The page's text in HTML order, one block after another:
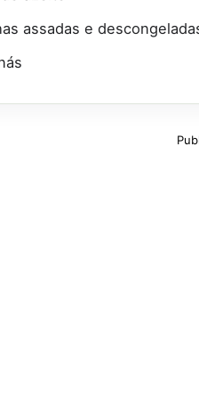
assadas e